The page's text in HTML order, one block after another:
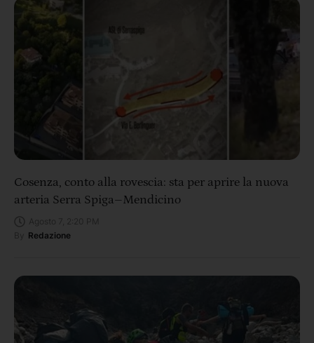
Cosenza, conto alla rovescia: sta per aprire la nuova
arteria Serra Spiga–Mendicino
Redazione